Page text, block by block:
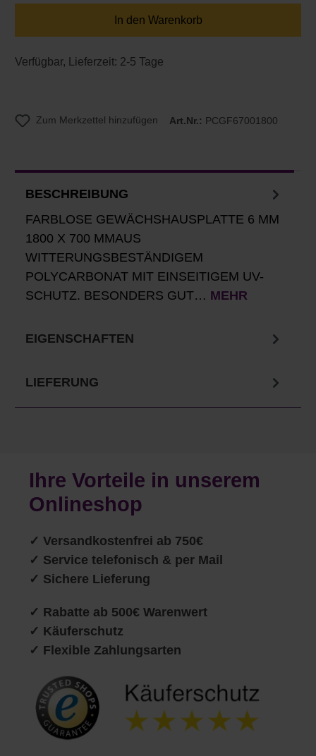
In den Warenkorb
Verfügbar, Lieferzeit: 2-5 Tage
Zum Merkzettel hinzufügen Art.Nr.: PCGF67001800
BESCHREIBUNG
FARBLOSE GEWÄCHSHAUSPLATTE 6 MM
1800 X 700 MMAUS
WITTERUNGSBESTÄNDIGEM
POLYCARBONAT MIT EINSEITIGEM UV-
SCHUTZ. BESONDERS GUT… MEHR
EIGENSCHAFTEN
LIEFERUNG
Ihre Vorteile in unserem
Onlineshop
✓ Versandkostenfrei ab 750€
✓ Service telefonisch & per Mail
✓ Sichere Lieferung
✓ Rabatte ab 500€ Warenwert
✓ Käuferschutz
✓ Flexible Zahlungsarten